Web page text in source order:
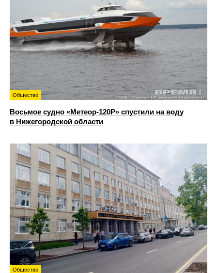
Общество
Восьмое судно «Метеор-120Р» спустили на воду
в Нижегородской области
Общество